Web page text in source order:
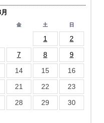
金 土 日
1
2
7 8
9
14 15
16
21 22
23
28 29
30